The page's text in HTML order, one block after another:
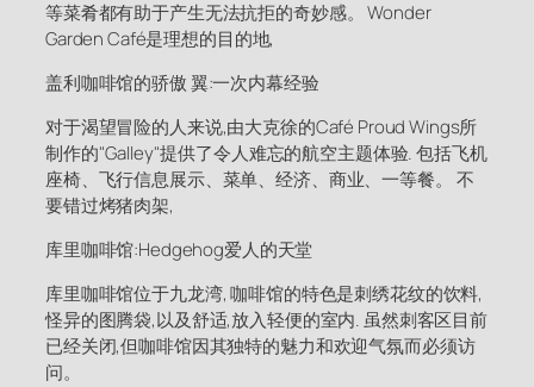
等菜肴都有助于产生无法抗拒的奇妙感。 Wonder
Garden Café是理想的目的地,
盖利咖啡馆的骄傲 翼:一次内幕经验
对于渴望冒险的人来说,由大克徐的Café Proud Wings所
制作的"Galley"提供了令人难忘的航空主题体验. 包括飞机
座椅、飞行信息展示、菜单、经济、商业、一等餐。 不
要错过烤猪肉架,
库里咖啡馆:Hedgehog爱人的天堂
库里咖啡馆位于九龙湾, 咖啡馆的特色是刺绣花纹的饮料,
怪异的图腾袋,以及舒适,放入轻便的室内. 虽然刺客区目前
已经关闭,但咖啡馆因其独特的魅力和欢迎气氛而必须访
问。